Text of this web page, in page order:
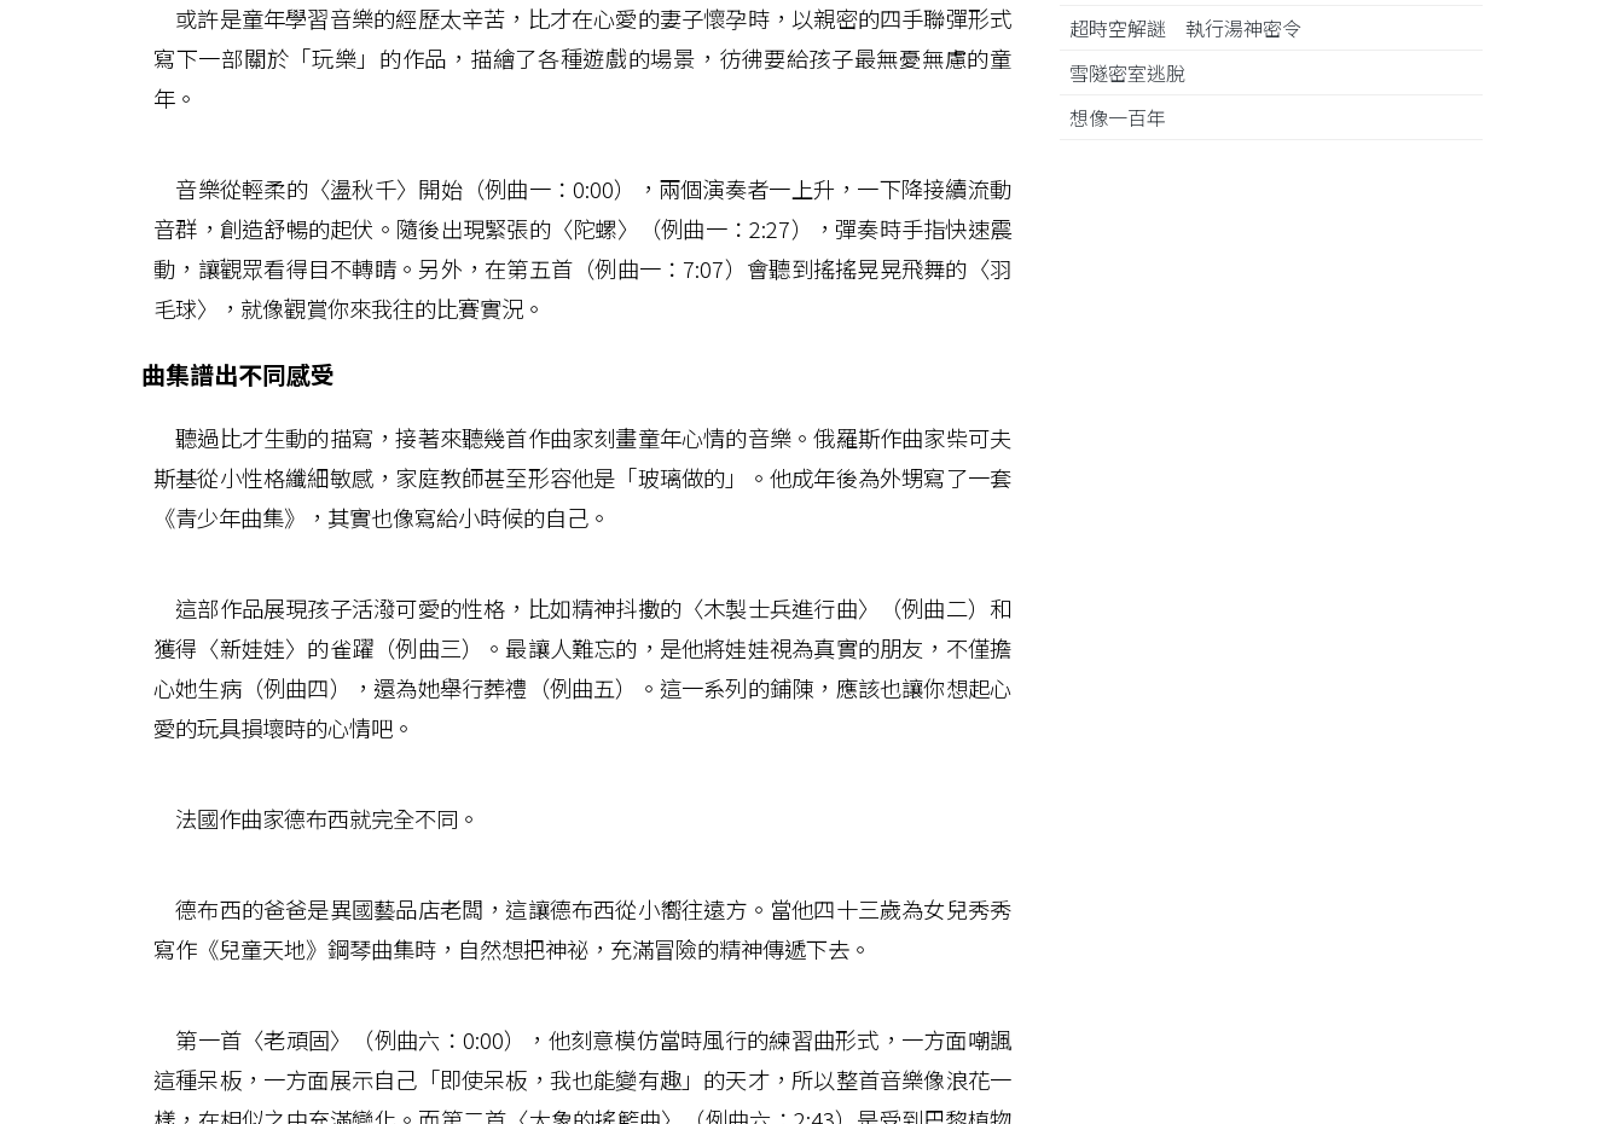
或許是童年學習音樂的經歷太辛苦，比才在心愛的妻子懷孕時，以親密的四手聯彈形式
寫下一部關於「玩樂」的作品，描繪了各種遊戲的場景，彷彿要給孩子最無憂無慮的童
年。
音樂從輕柔的〈盪秋千〉開始（例曲一：0:00），兩個演奏者一上升，一下降接續流動
音群，創造舒暢的起伏。隨後出現緊張的〈陀螺〉（例曲一：2:27），彈奏時手指快速震
動，讓觀眾看得目不轉睛。另外，在第五首（例曲一：7:07）會聽到搖搖晃晃飛舞的〈羽
毛球〉，就像觀賞你來我往的比賽實況。
曲集譜出不同感受
聽過比才生動的描寫，接著來聽幾首作曲家刻畫童年心情的音樂。俄羅斯作曲家柴可夫
斯基從小性格纖細敏感，家庭教師甚至形容他是「玻璃做的」。他成年後為外甥寫了一套
《青少年曲集》，其實也像寫給小時候的自己。
這部作品展現孩子活潑可愛的性格，比如精神抖擻的〈木製士兵進行曲〉（例曲二）和
獲得〈新娃娃〉的雀躍（例曲三）。最讓人難忘的，是他將娃娃視為真實的朋友，不僅擔
心她生病（例曲四），還為她舉行葬禮（例曲五）。這一系列的鋪陳，應該也讓你想起心
愛的玩具損壞時的心情吧。
法國作曲家德布西就完全不同。
德布西的爸爸是異國藝品店老闆，這讓德布西從小嚮往遠方。當他四十三歲為女兒秀秀
寫作《兒童天地》鋼琴曲集時，自然想把神祕，充滿冒險的精神傳遞下去。
第一首〈老頑固〉（例曲六：0:00），他刻意模仿當時風行的練習曲形式，一方面嘲諷
這種呆板，一方面展示自己「即使呆板，我也能變有趣」的天才，所以整首音樂像浪花一
超時空解謎 執行湯神密令
雪隧密室逃脫
想像一百年